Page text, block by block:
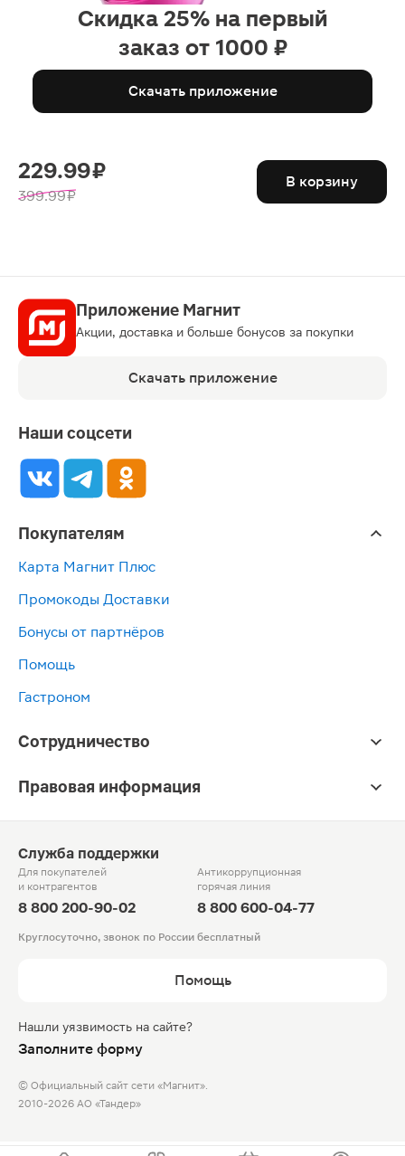
Скидка 25% на первый
заказ от 1000 ₽
Скачать приложение
229.99 ₽
399.99 ₽
В корзину
Приложение Магнит
Акции, доставка и больше бонусов за покупки
Скачать приложение
Наши соцсети
Покупателям
Карта Магнит Плюс
Промокоды Доставки
Бонусы от партнёров
Помощь
Гастроном
Сотрудничество
Правовая информация
Служба поддержки
Для покупателей
и контрагентов
8 800 200-90-02
Антикоррупционная
горячая линия
8 800 600-04-77
Круглосуточно, звонок по России бесплатный
Помощь
Нашли уязвимость на сайте?
Заполните форму
© Официальный сайт сети «Магнит».
2010-2026 АО «Тандер»